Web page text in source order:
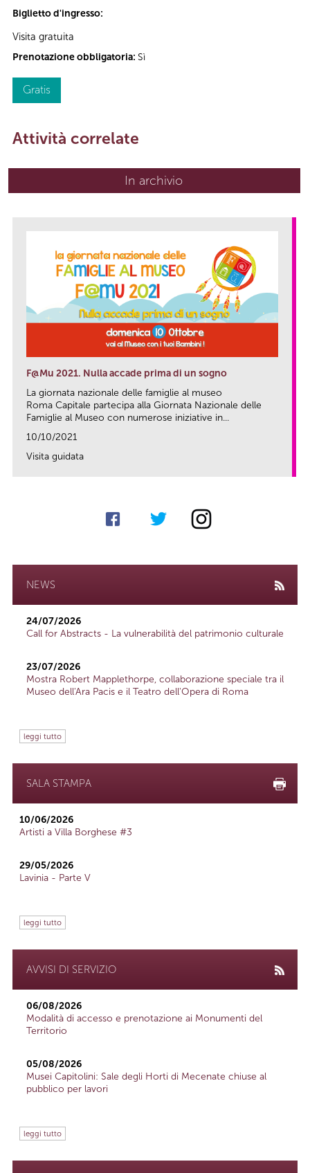
Biglietto d'ingresso:
Visita gratuita
Prenotazione obbligatoria: Sì
Gratis
Attività correlate
In archivio
F@Mu 2021. Nulla accade prima di un sogno
La giornata nazionale delle famiglie al museo
Roma Capitale partecipa alla Giornata Nazionale delle
Famiglie al Museo con numerose iniziative in...
10/10/2021
Visita guidata
NEWS
24/07/2026
Call for Abstracts - La vulnerabilità del patrimonio culturale
23/07/2026
Mostra Robert Mapplethorpe, collaborazione speciale tra il
Museo dell'Ara Pacis e il Teatro dell'Opera di Roma
leggi tutto
SALA STAMPA
10/06/2026
Artisti a Villa Borghese #3
29/05/2026
Lavinia - Parte V
leggi tutto
AVVISI DI SERVIZIO
06/08/2026
Modalità di accesso e prenotazione ai Monumenti del
Territorio
05/08/2026
Musei Capitolini: Sale degli Horti di Mecenate chiuse al
pubblico per lavori
leggi tutto